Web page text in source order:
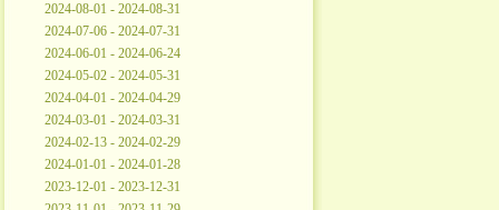
2024-08-01 - 2024-08-31
2024-07-06 - 2024-07-31
2024-06-01 - 2024-06-24
2024-05-02 - 2024-05-31
2024-04-01 - 2024-04-29
2024-03-01 - 2024-03-31
2024-02-13 - 2024-02-29
2024-01-01 - 2024-01-28
2023-12-01 - 2023-12-31